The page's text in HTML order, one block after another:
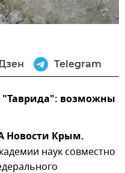
Telegram
"Таврида": возможны
Новости Крым.
наук совместно